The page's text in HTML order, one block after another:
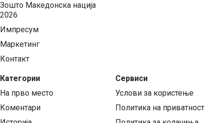
Зошто Македонска нација
2026
Импресум
Маркетинг
Контакт
Категории
На прво место
Коментари
Сервиси
Услови за користење
Политика на приватност